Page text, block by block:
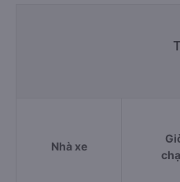
Nhà xe